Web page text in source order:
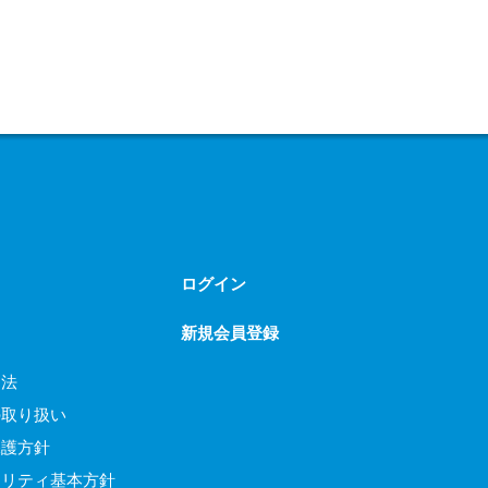
り扱い
方針
ティ基本方針
ログイン
新規会員登録